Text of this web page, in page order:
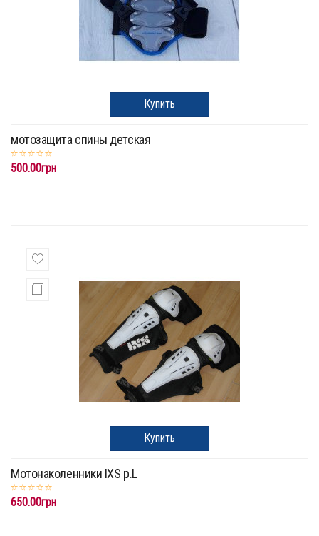
Купить
мотозащита спины детская
500.00грн
Купить
Мотонаколенники IXS p.L
650.00грн